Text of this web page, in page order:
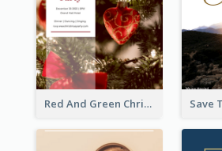
Red And Green Christmas Tree Christmas Party Invitation